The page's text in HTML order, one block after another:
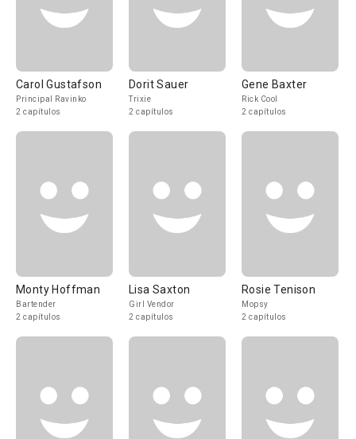
Carol Gustafson
Principal Ravinko
2 capítulos
Dorit Sauer
Trixie
2 capítulos
Gene Baxter
Rick Cool
2 capítulos
Monty Hoffman
Bartender
2 capítulos
Lisa Saxton
Girl Vendor
2 capítulos
Rosie Tenison
Mopsy
2 capítulos